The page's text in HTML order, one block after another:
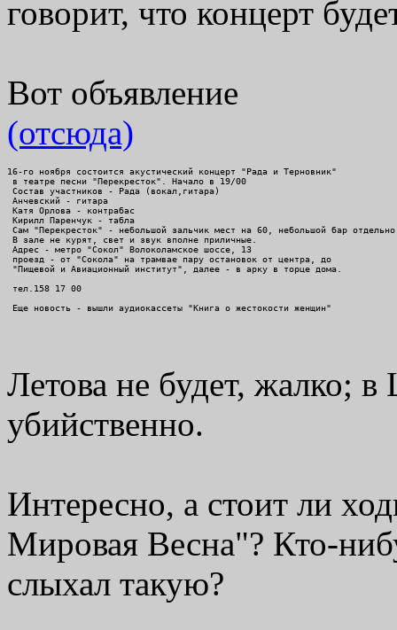
говорит, что концерт
Вот объявление
(отсюда)
16-го ноября состоится акустический концерт "Рада и Терновник"
в театре песни "Перекресток". Начало в 19/00
Состав участников - Рада (вокал,гитара)
Анчевский - гитара
Катя Орлова - контрабас
Кирилл Паренчук - табла
Сам "Перекресток" - небольшой зальчик мест на 60, небольшой бар
В зале не курят, свет и звук вполне приличные.
Адрес - метро "Сокол" Волоколамское шоссе, 13
проезд - от "Сокола" на трамвае пару остановок от центра, до
"Пищевой и Авиационный институт", далее - в арку в торце дома.
тел.158 17 00
Еще новость - вышли аудиокассеты "Книга о жестокости женщин"
Летова не будет, жалко;
убийственно.
Интересно, а стоит ли
Мировая Весна"? Кто-
слыхал такую?